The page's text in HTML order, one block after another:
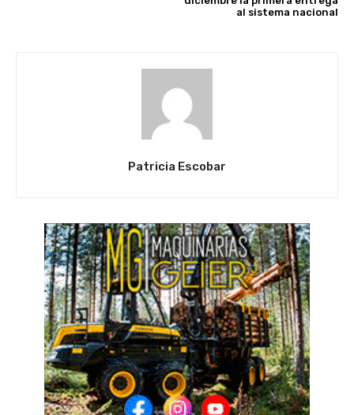
al sistema nacional
Patricia Escobar